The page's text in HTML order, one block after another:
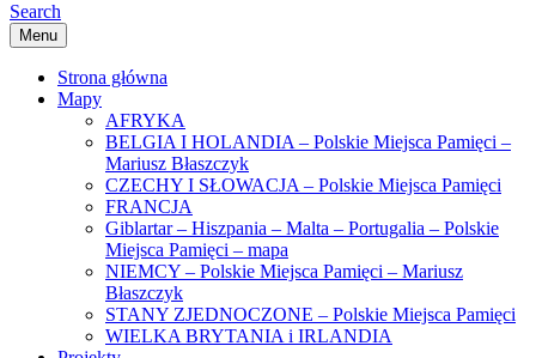
Search
Menu
Strona główna
Mapy
AFRYKA
BELGIA I HOLANDIA – Polskie Miejsca Pamięci –
Mariusz Błaszczyk
CZECHY I SŁOWACJA – Polskie Miejsca Pamięci
FRANCJA
Giblartar – Hiszpania – Malta – Portugalia – Polskie
Miejsca Pamięci – mapa
NIEMCY – Polskie Miejsca Pamięci – Mariusz
Błaszczyk
STANY ZJEDNOCZONE – Polskie Miejsca Pamięci
WIELKA BRYTANIA i IRLANDIA